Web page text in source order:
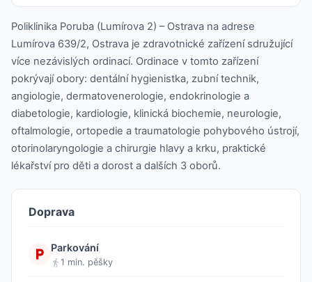
Poliklinika Poruba (Lumírova 2) – Ostrava na adrese
Lumírova 639/2, Ostrava je zdravotnické zařízení sdružující
více nezávislých ordinací. Ordinace v tomto zařízení
pokrývají obory: dentální hygienistka, zubní technik,
angiologie, dermatovenerologie, endokrinologie a
diabetologie, kardiologie, klinická biochemie, neurologie,
oftalmologie, ortopedie a traumatologie pohybového ústrojí,
otorinolaryngologie a chirurgie hlavy a krku, praktické
lékařství pro děti a dorost a dalších 3 oborů.
Doprava
Parkování
1 min. pěšky